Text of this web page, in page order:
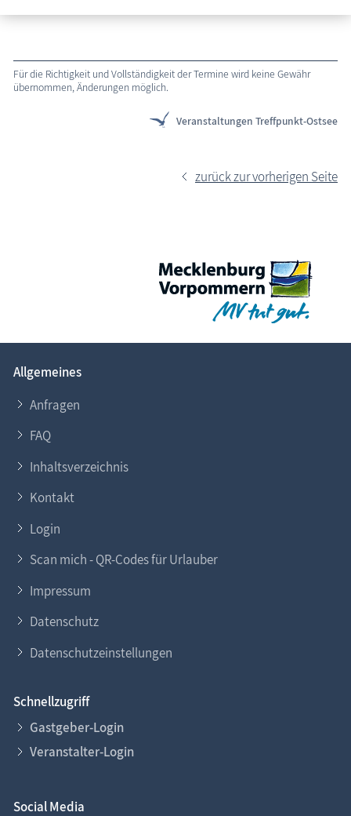
Für die Richtigkeit und Vollständigkeit der Termine wird keine Gewähr
übernommen, Änderungen möglich.
Veranstaltungen Treffpunkt-Ostsee
zurück zur vorherigen Seite
Allgemeines
Anfragen
FAQ
Inhaltsverzeichnis
Kontakt
Login
Scan mich - QR-Codes für Urlauber
Impressum
Datenschutz
Datenschutzeinstellungen
Schnellzugriff
Gastgeber-Login
Veranstalter-Login
Social Media